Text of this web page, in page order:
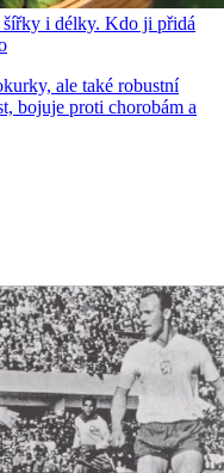
i délky. Kdo ji přidá
ale také robustní
bojuje proti chorobám a